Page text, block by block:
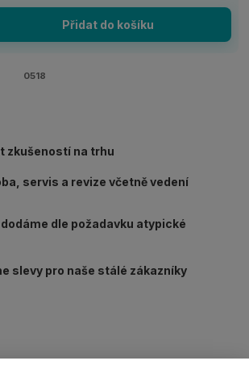
Přidat do košíku
0518
zkušeností na trhu
servis a revize včetně vedení
dle požadavku atypické
slevy pro naše stálé zákazníky